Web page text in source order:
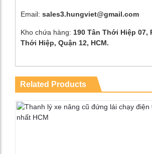
Email: sales3.hungviet@gmail.com
Kho chứa hàng: 190 Tân Thới Hiệp 07,
Thới Hiệp, Quận 12, HCM.
Related Products